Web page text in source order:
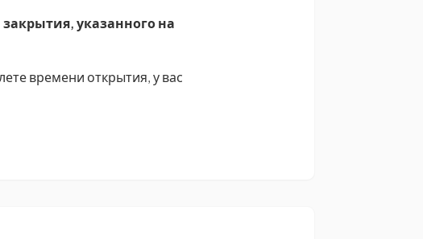
указанного на
времени открытия, у вас